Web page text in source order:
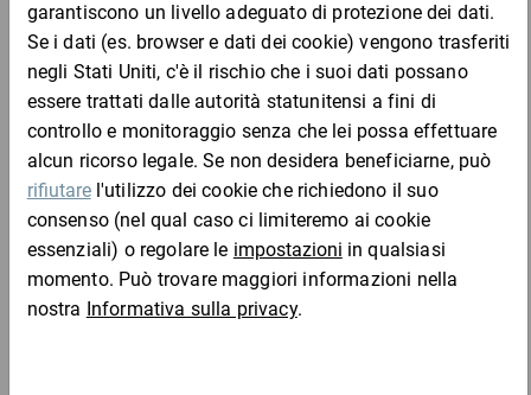
Vantaggi:
montaggio rapido
Materiale:
Completa l'ordine con: